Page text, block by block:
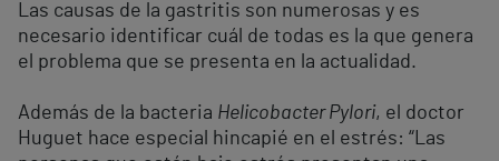
Las causas de la gastritis son numerosas y es
necesario identificar cuál de todas es la que genera
el problema que se presenta en la actualidad.
Además de la bacteria Helicobacter Pylori, el doctor
Huguet hace especial hincapié en el estrés: “Las